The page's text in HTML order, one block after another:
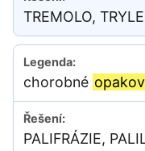
TREMOLO,
chorobné
PALIFRÁZIE,